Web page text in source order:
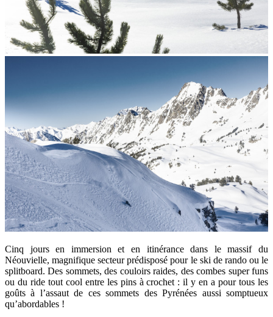
Cinq jours en immersion et en itinérance dans le massif du
Néouvielle, magnifique secteur prédisposé pour le ski de rando ou le
splitboard. Des sommets, des couloirs raides, des combes super funs
ou du ride tout cool entre les pins à crochet : il y en a pour tous les
goûts à l’assaut de ces sommets des Pyrénées aussi somptueux
qu’abordables !